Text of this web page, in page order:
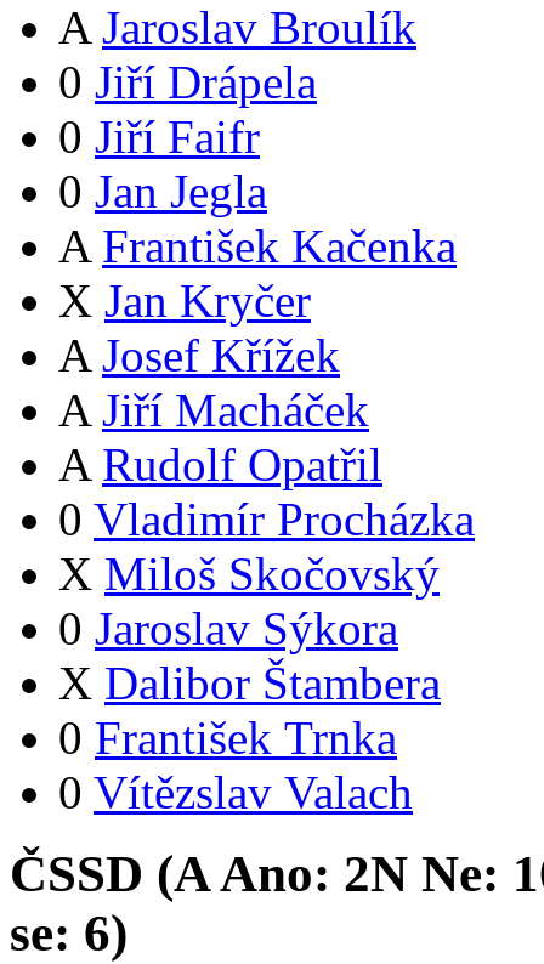
A Jaroslav Broulík
0 Jiří Drápela
0 Jiří Faifr
0 Jan Jegla
A František Kačenka
X Jan Kryčer
A Josef Křížek
A Jiří Macháček
A Rudolf Opatřil
0 Vladimír Procházka
X Miloš Skočovský
0 Jaroslav Sýkora
X Dalibor Štambera
0 František Trnka
0 Vítězslav Valach
ČSSD (AAno: 2N Ne: 1
se: 6)